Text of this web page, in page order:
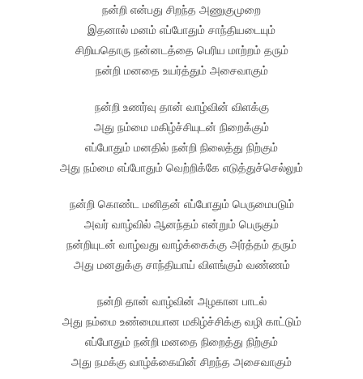
நன்றி என்பது சிறந்த அணுகுமுறை
இதனால் மனம் எப்போதும் சாந்தியடையும்
சிறியதொரு நன்னடத்தை பெரிய மாற்றம் தரும்
நன்றி மனதை உயர்த்தும் அசைவாகும்
நன்றி உணர்வு தான் வாழ்வின் விளக்கு
அது நம்மை மகிழ்ச்சியுடன் நிறைக்கும்
எப்போதும் மனதில் நன்றி நிலைத்து நிற்கும்
அது நம்மை எப்போதும் வெற்றிக்கே எடுத்துச்செல்லும்
நன்றி கொண்ட மனிதன் எப்போதும் பெருமைபடும்
அவர் வாழ்வில் ஆனந்தம் என்றும் பெருகும்
நன்றியுடன் வாழ்வது வாழ்க்கைக்கு அர்த்தம் தரும்
அது மனதுக்கு சாந்தியாய் விளங்கும் வண்ணம்
நன்றி தான் வாழ்வின் அழகான பாடல்
அது நம்மை உண்மையான மகிழ்ச்சிக்கு வழி காட்டும்
எப்போதும் நன்றி மனதை நிறைத்து நிற்கும்
அது நமக்கு வாழ்க்கையின் சிறந்த அசைவாகும்